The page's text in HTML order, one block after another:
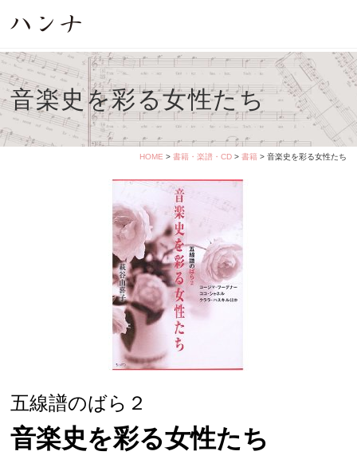
音楽史を彩る女性たち
HOME > 書籍・楽譜・CD> 書籍> 音楽史を彩る女性たち
五線譜のばら２
音楽史を彩る女性たち